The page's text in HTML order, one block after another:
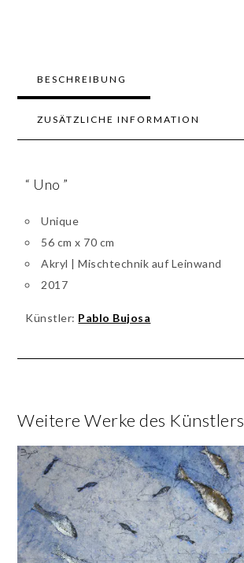
BESCHREIBUNG
ZUSÄTZLICHE INFORMATION
“ Uno ”
Unique
56 cm x 70 cm
Akryl | Mischtechnik auf Leinwand
2017
Künstler: Pablo Bujosa
Weitere Werke des Künstlers